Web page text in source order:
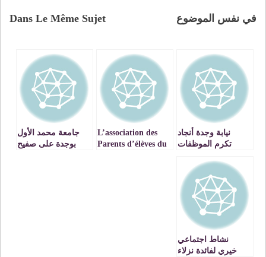
Dans Le Même Sujet في نفس الموضوع
نيابة وجدة أنجاد
تكرم الموظفات
العالمي للمرأة
L’association des
Parents d’élèves du
جامعة محمد الأول
بوجدة على صفيح
نشاط اجتماعي
خيري لفائدة نزلاء